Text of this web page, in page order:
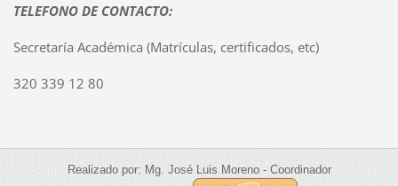
TELEFONO DE CONTACTO:
Secretaría Académica (Matrículas, certificados, etc)
320 339 12 80
Realizado por: Mg. José Luis Moreno - Coordinador